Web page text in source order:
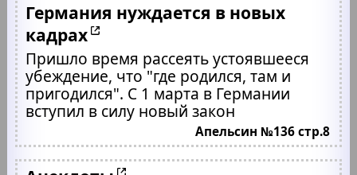
Германия нуждается в новых
кадрах
Пришло время рассеять устоявшееся
убеждение, что "где родился, там и
пригодился". С 1 марта в Германии
вступил в силу новый закон
Апельсин №136 стр.8